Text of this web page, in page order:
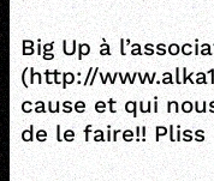
Big Up à
(http://
cause et qui
de le faire!! Pliss